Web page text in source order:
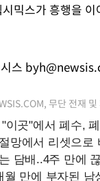
믹스가 흥행을
스
무단 전재 및